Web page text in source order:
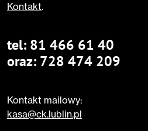
Kontakt.
tel: 81 466 61 40
oraz: 728 474 209
Kontakt mailowy:
kasa@ck.lublin.pl